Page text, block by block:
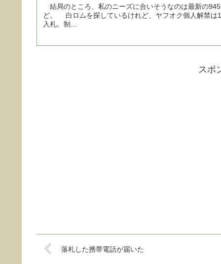
結局のところ、私のニーズに合いそうなのは最新の
ど。 白ロムを探しているけれど、ヤフオク個人解禁
入札。制...
スポ
落札した携帯電話が届いた